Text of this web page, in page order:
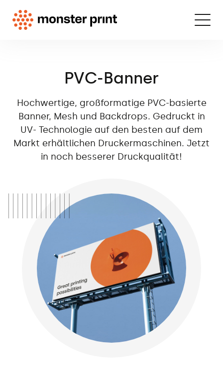
PVC-Banner
Hochwertige, großformatige PVC-basierte
Banner, Mesh und Backdrops. Gedruckt in
UV- Technologie auf den besten auf dem
Markt erhältlichen Druckermaschinen. Jetzt
in noch besserer Druckqualität!